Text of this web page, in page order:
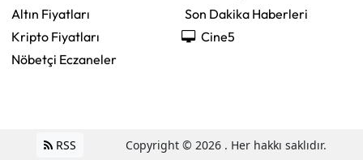
Altın Fiyatları
Kripto Fiyatları
Nöbetçi Eczaneler
Son Dakika Haberleri
Cine5
RSS Copyright © 2026 . Her hakkı saklıdır.